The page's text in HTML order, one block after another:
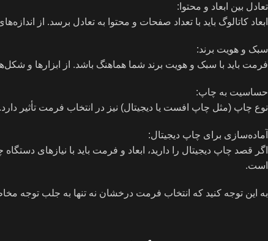
تعادل بین ابعاد و محتوا:
ابعاد کاتالوگ باید با تعداد صفحات و محتوا به تعادل برسد. از
سبک و هویت برند:
فرمت باید با سبک و هویت برند شما هماهنگ باشد. از ابزارها و
حساسیت به چاپ:
نوع چاپ (مثل چاپ افست یا دیجیتال) نیز در انتخاب فرمت تأثیر
آماده‌سازی برای چاپ دیجیتال:
اگر قصد چاپ دیجیتال را دارید، ابعاد و فرمت باید با نیازهای
است.
به این توجه کنید که انتخاب فرمت درخشان نه تنها به جلب توجه